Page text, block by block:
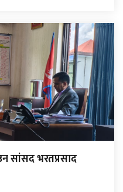
सांसद भरतप्रसाद